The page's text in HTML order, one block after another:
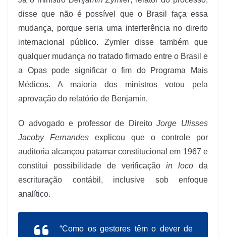
disse que não é possível que o Brasil faça essa
mudança, porque seria uma interferência no direito
internacional público. Zymler disse também que
qualquer mudança no tratado firmado entre o Brasil e
a Opas pode significar o fim do Programa Mais
Médicos. A maioria dos ministros votou pela
aprovação do relatório de Benjamin.
O advogado e professor de DireitoJorge Ulisses
Jacoby Fernandes explicou que o controle por
auditoria alcançou patamar constitucional em 1967 e
constitui possibilidade de verificação in loco da
escrituração contábil, inclusive sob enfoque
analítico.
“Como os gestores têm o dever de